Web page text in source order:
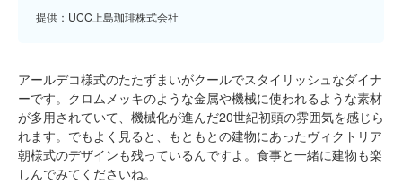
提供：UCC上島珈琲株式会社
アールデコ様式のたたずまいがクールでスタイリッシュなダイナ
ーです。クロムメッキのような金属や機械に使われるような素材
が多用されていて、機械化が進んだ20世紀初頭の雰囲気を感じら
れます。でもよく見ると、もともとの建物にあったヴィクトリア
朝様式のデザインも残っているんですよ。食事と一緒に建物も楽
しんでみてくださいね。